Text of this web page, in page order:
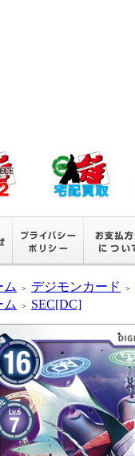
ム ＞ デジモンカード ＞
ム
＞ SEC[DC]